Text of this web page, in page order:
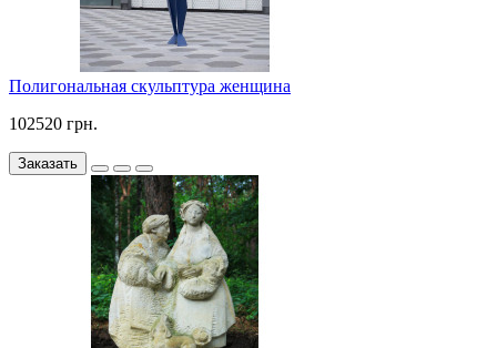
Полигональная скульптура женщина
102520 грн.
Заказать